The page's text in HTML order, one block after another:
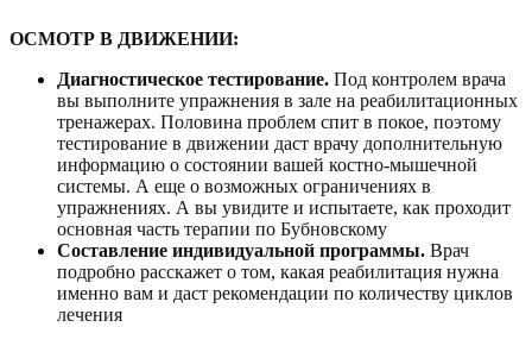
ОСМОТР В ДВИЖЕНИИ:
Диагностическое тестирование. Под контролем врача
вы выполните упражнения в зале на реабилитационных
тренажерах. Половина проблем спит в покое, поэтому
тестирование в движении даст врачу дополнительную
информацию о состоянии вашей костно-мышечной
системы. А еще о возможных ограничениях в
упражнениях. А вы увидите и испытаете, как проходит
основная часть терапии по Бубновскому
Составление индивидуальной программы. Врач
подробно расскажет о том, какая реабилитация нужна
именно вам и даст рекомендации по количеству циклов
лечения